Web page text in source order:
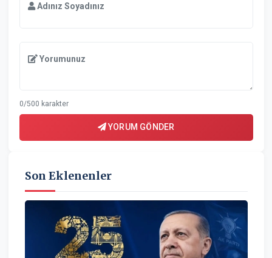
Adınız Soyadınız
Yorumunuz
0/500 karakter
YORUM GÖNDER
Son Eklenenler